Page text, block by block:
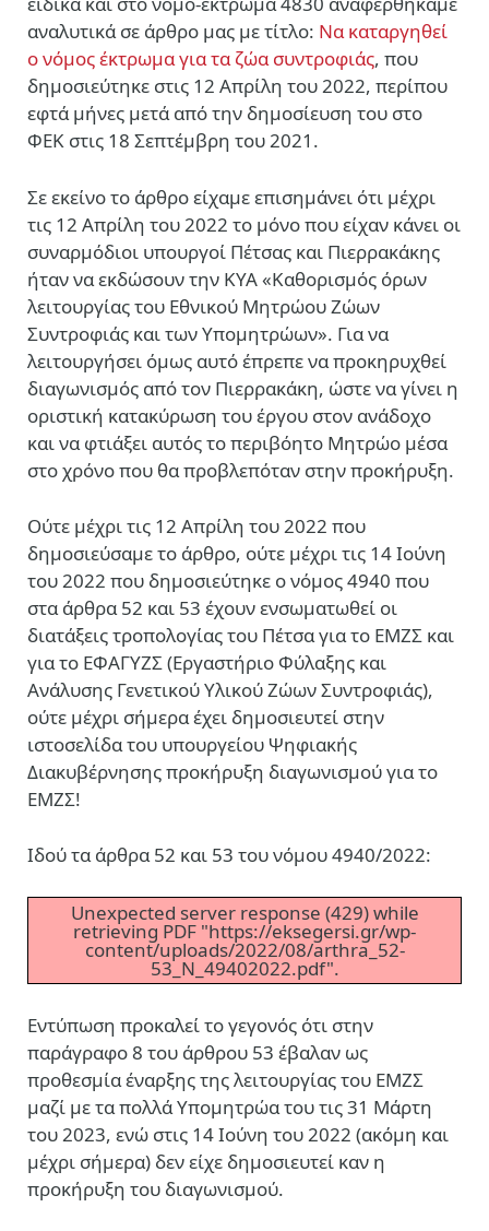
αναλυτικά σε άρθρο μας με τίτλο: Να καταργηθεί
ο νόμος έκτρωμα για τα ζώα συντροφιάς, που
δημοσιεύτηκε στις 12 Απρίλη του 2022, περίπου
εφτά μήνες μετά από την δημοσίευση του στο
ΦΕΚ στις 18 Σεπτέμβρη του 2021.
Σε εκείνο το άρθρο είχαμε επισημάνει ότι μέχρι
τις 12 Απρίλη του 2022 το μόνο που είχαν κάνει οι
συναρμόδιοι υπουργοί Πέτσας και Πιερρακάκης
ήταν να εκδώσουν την ΚΥΑ «Καθορισμός όρων
λειτουργίας του Εθνικού Μητρώου Ζώων
Συντροφιάς και των Υπομητρώων». Για να
λειτουργήσει όμως αυτό έπρεπε να προκηρυχθεί
διαγωνισμός από τον Πιερρακάκη, ώστε να γίνει η
οριστική κατακύρωση του έργου στον ανάδοχο
και να φτιάξει αυτός το περιβόητο Μητρώο μέσα
στο χρόνο που θα προβλεπόταν στην προκήρυξη.
Ούτε μέχρι τις 12 Απρίλη του 2022 που
δημοσιεύσαμε το άρθρο, ούτε μέχρι τις 14 Ιούνη
του 2022 που δημοσιεύτηκε ο νόμος 4940 που
στα άρθρα 52 και 53 έχουν ενσωματωθεί οι
διατάξεις τροπολογίας του Πέτσα για το ΕΜΖΣ και
για το ΕΦΑΓΥΖΣ (Εργαστήριο Φύλαξης και
Ανάλυσης Γενετικού Υλικού Ζώων Συντροφιάς),
ούτε μέχρι σήμερα έχει δημοσιευτεί στην
ιστοσελίδα του υπουργείου Ψηφιακής
Διακυβέρνησης προκήρυξη διαγωνισμού για το
ΕΜΖΣ!
Ιδού τα άρθρα 52 και 53 του νόμου 4940/2022:
Unexpected server response (429) while
retrieving PDF "https://eksegersi.gr/wp-
content/uploads/2022/08/arthra_52-
53_N_49402022.pdf".
Εντύπωση προκαλεί το γεγονός ότι στην
παράγραφο 8 του άρθρου 53 έβαλαν ως
προθεσμία έναρξης της λειτουργίας του ΕΜΖΣ
μαζί με τα πολλά Υπομητρώα του τις 31 Μάρτη
του 2023, ενώ στις 14 Ιούνη του 2022 (ακόμη και
μέχρι σήμερα) δεν είχε δημοσιευτεί καν η
προκήρυξη του διαγωνισμού.